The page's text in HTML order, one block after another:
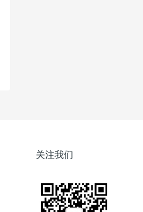
关注我们